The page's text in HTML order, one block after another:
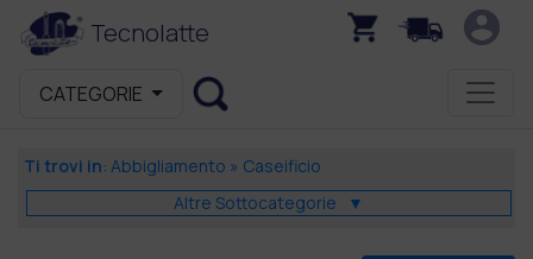
Tecnolatte
CATEGORIE
Ti trovi in: Abbigliamento » Caseificio
Altre Sottocategorie ▼